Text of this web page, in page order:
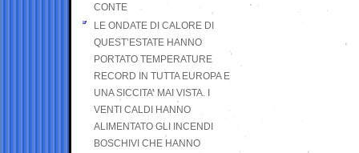
CONTE
LE ONDATE DI CALORE DI
QUEST’ESTATE HANNO
PORTATO TEMPERATURE
RECORD IN TUTTA EUROPA E
UNA SICCITA’ MAI VISTA. I
VENTI CALDI HANNO
ALIMENTATO GLI INCENDI
BOSCHIVI CHE HANNO